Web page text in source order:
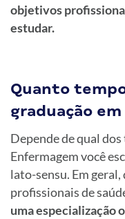
objetivos
estudar.
Quanto
graduação
Depende de qual
Enfermagem você
lato-sensu. Em
profissionais de
uma especialização